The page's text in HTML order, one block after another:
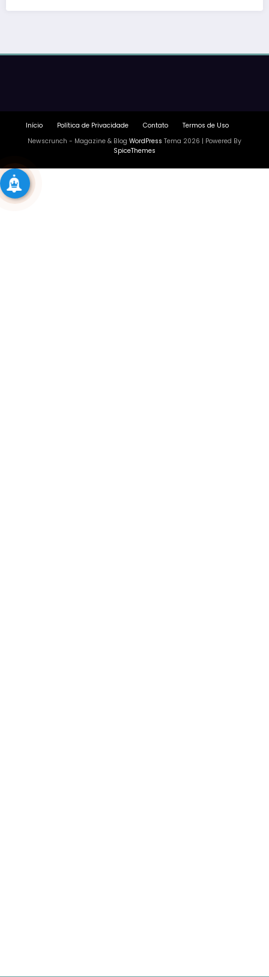
Início Política de Privacidade Contato
Termos de Uso
Newscrunch - Magazine & Blog WordPress Tema 2026 | Powered By
SpiceThemes